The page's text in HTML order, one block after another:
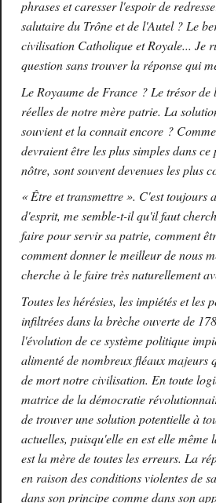
phrases et caresser l'espoir de
salutaire du Trône et de l'Autel ? Le
civilisation Catholique et Royale... Je
question sans trouver la réponse qui
Le Royaume de France ? Le trésor
réelles de notre mère patrie. La
souvient et la connait encore ?
devraient être les plus simples dans
nôtre, sont souvent devenues les plus
«Être et transmettre». C'est toujours
d'esprit, me semble-t-il qu'il faut
faire pour servir sa patrie, comment
comment donner le meilleur de nous
cherche à le faire très naturellement
Toutes les hérésies, les impiétés et les
infiltrées dans la brèche ouverte de
l'évolution de ce système politique
alimenté de nombreux fléaux majeurs
de mort notre civilisation. En toute
matrice de la démocratie
de trouver une solution potentielle à
actuelles, puisqu'elle en est elle
est la mère de toutes les erreurs. La
en raison des conditions violentes de
dans son principe comme dans son